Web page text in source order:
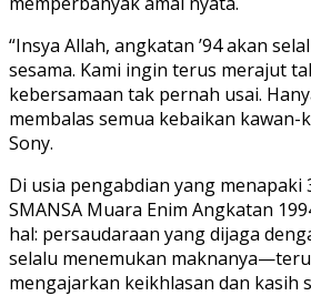
“Insya Allah, angkatan ’94 akan
sesama. Kami ingin terus merajut
kebersamaan tak pernah usai.
membalas semua kebaikan kawan-
Sony.
Di usia pengabdian yang menapaki
SMANSA Muara Enim Angkatan
hal: persaudaraan yang dijaga
selalu menemukan
mengajarkan keikhlasan dan kasih